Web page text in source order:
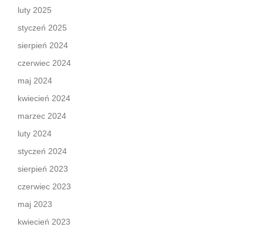
luty 2025
styczeń 2025
sierpień 2024
czerwiec 2024
maj 2024
kwiecień 2024
marzec 2024
luty 2024
styczeń 2024
sierpień 2023
czerwiec 2023
maj 2023
kwiecień 2023